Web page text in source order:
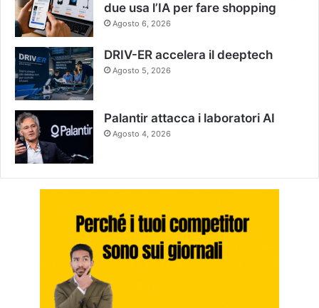
due usa l’IA per fare shopping
Agosto 6, 2026
DRIV-ER accelera il deeptech
Agosto 5, 2026
Palantir attacca i laboratori AI
Agosto 4, 2026